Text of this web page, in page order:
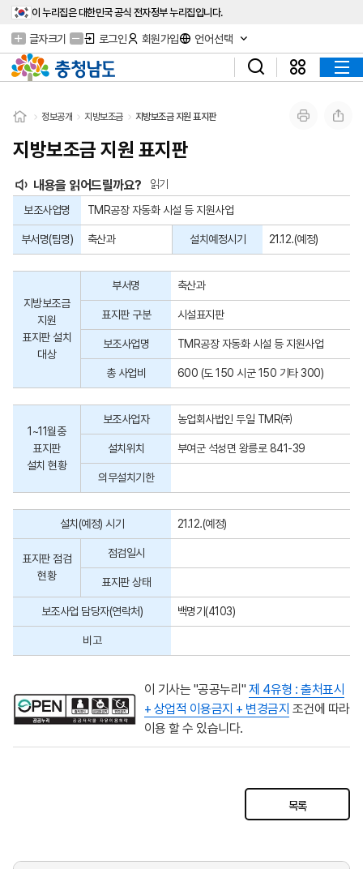
이 누리집은 대한민국 공식 전자정부 누리집입니다.
글자크기 로그인 회원가입 언어선택
정보공개 지방보조금 지방보조금 지원 표지판
지방보조금 지원 표지판
내용을 읽어드릴까요?
읽기
보조사업명
TMR공장 자동화 시설 등 지원사업
부서명(팀명) 축산과 설치예정시기 21.12.(예정)
지방보조금
지원
표지판 설치
대상
부서명 축산과
표지판 구분 시설표지판
보조사업명 TMR공장 자동화 시설 등 지원사업
총 사업비 600 (도 150 시군 150 기타 300)
1~11월중
표지판
설치 현황
보조사업자 농업회사법인 두일 TMR㈜
설치위치 부여군 석성면 왕릉로 841-39
의무설치기한
설치(예정) 시기 21.12.(예정)
표지판 점검
현황
점검일시
표지판 상태
보조사업 담당자(연락처) 백명기(4103)
비고
이 기사는 "공공누리"제 4유형 : 출처표시
+ 상업적 이용금지 + 변경금지 조건에 따라
이용 할 수 있습니다.
목록